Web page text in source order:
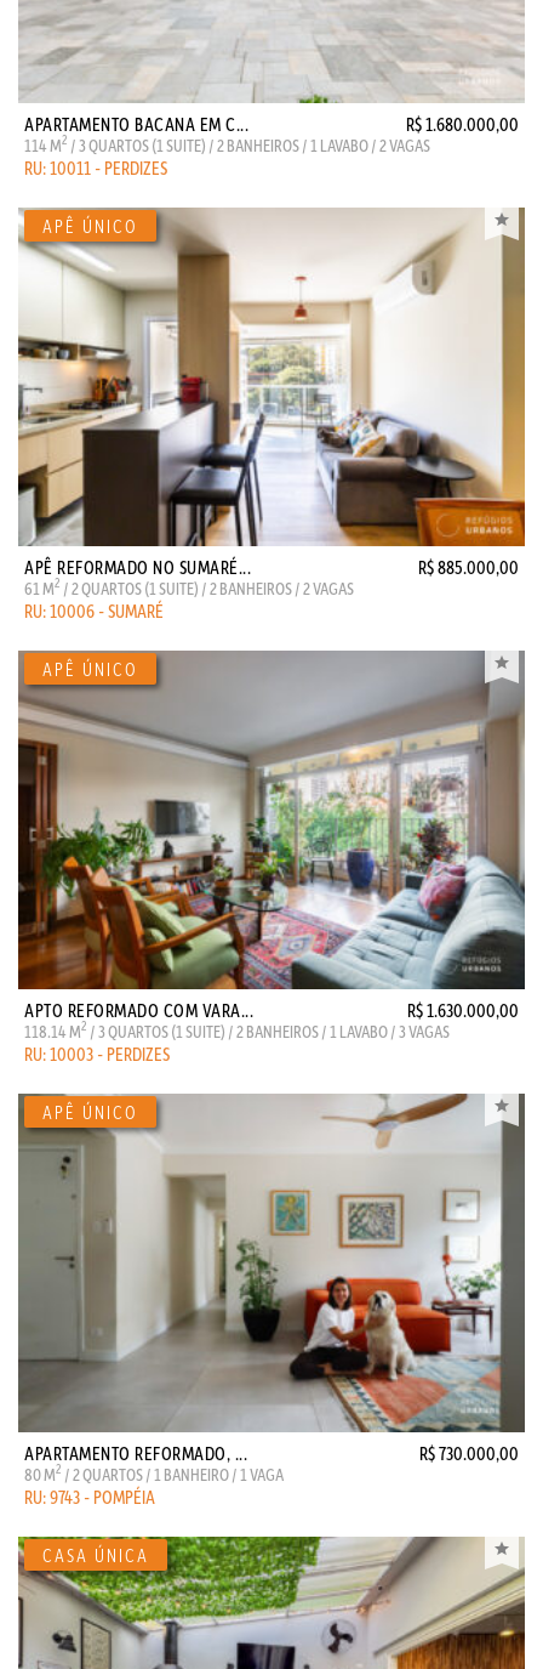
APARTAMENTO BACANA EM C... R$ 1.680.000,00
114 M2 / 3 QUARTOS (1 SUITE) / 2 BANHEIROS / 1 LAVABO / 2 VAGAS
RU: 10011 - PERDIZES
APÊ REFORMADO NO SUMARÉ... R$ 885.000,00
61 M2 / 2 QUARTOS (1 SUITE) / 2 BANHEIROS / 2 VAGAS
RU: 10006 - SUMARÉ
APTO REFORMADO COM VARA... R$ 1.630.000,00
118.14 M2 / 3 QUARTOS (1 SUITE) / 2 BANHEIROS / 1 LAVABO / 3 VAGAS
RU: 10003 - PERDIZES
APARTAMENTO REFORMADO, ... R$ 730.000,00
80 M2 / 2 QUARTOS / 1 BANHEIRO / 1 VAGA
RU: 9743 - POMPÉIA